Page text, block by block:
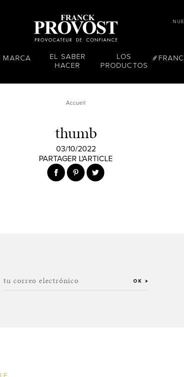
MARCA
EL SABER
HACER
LOS
PRODUCTOS
Accueil
thumb
03/10/2022
PARTAGER L'ARTICLE
tu correo electrónico OK